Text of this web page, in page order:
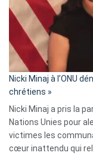
Nicki Minaj à l’ONU
chrétiens »
Nicki Minaj a pris la
Nations Unies pour
victimes les
cœur inattendu qui